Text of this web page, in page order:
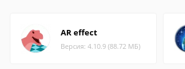
AR effect
Версия: 4.10.9 (88.72 МБ)